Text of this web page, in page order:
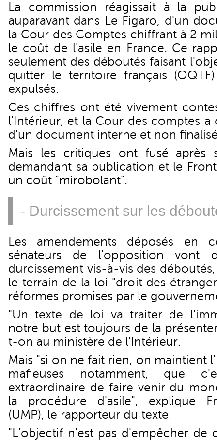
La commission réagissait à la
auparavant dans Le Figaro, d'un
la Cour des Comptes chiffrant à 2
le coût de l'asile en France. Ce
seulement des déboutés faisant
quitter le territoire français
expulsés.
Ces chiffres ont été vivement
l'Intérieur, et la Cour des comptes a
d'un document interne et non
Mais les critiques ont fusé après
demandant sa publication et le
un coût "mirobolant".
- Durcissement sur les
Les amendements déposés en
sénateurs de l'opposition vont
durcissement vis-à-vis des
le terrain de la loi "droit des
réformes promises par le
"Un texte de loi va traiter de
notre but est toujours de la
t-on au ministère de l'Intérieur.
Mais "si on ne fait rien, on maintient
mafieuses notamment, que
extraordinaire de faire venir du
la procédure d'asile", explique
(UMP), le rapporteur du texte.
"L'objectif n'est pas d'empêcher de